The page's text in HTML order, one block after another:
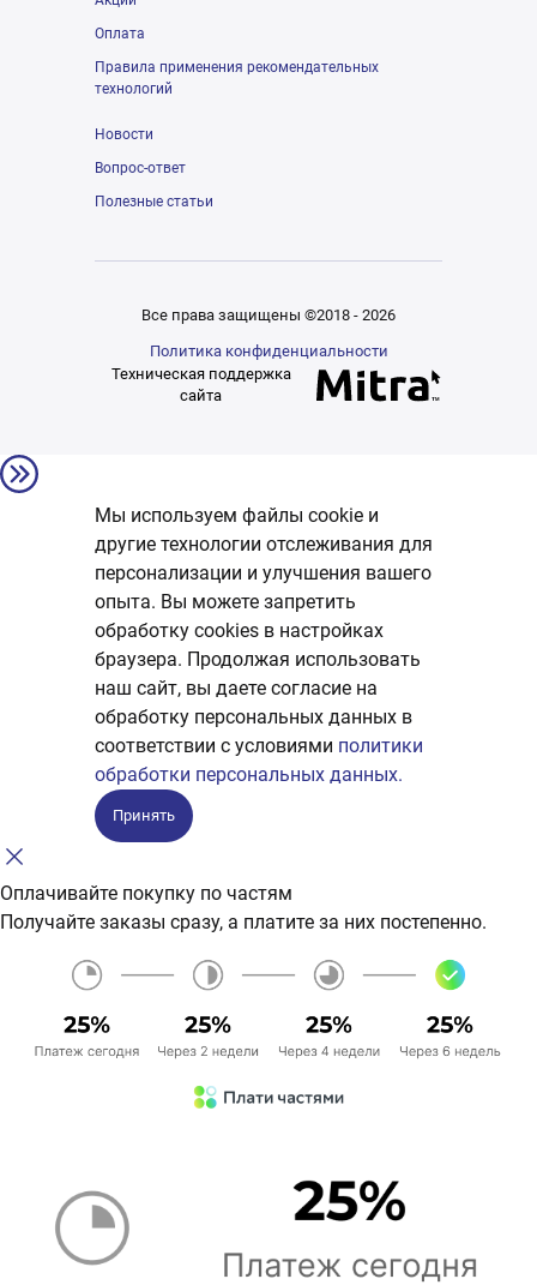
Оплата
Правила применения рекомендательных
технологий
Новости
Вопрос-ответ
Полезные статьи
Все права защищены ©2018 - 2026
Политика конфиденциальности
Техническая поддержка
сайта
Мы используем файлы cookie и
другие технологии отслеживания для
персонализации и улучшения вашего
опыта. Вы можете запретить
обработку сookies в настройках
браузера. Продолжая использовать
наш сайт, вы даете согласие на
обработку персональных данных в
соответствии с условиями политики
обработки персональных данных.
Принять
Оплачивайте покупку по частям
Получайте заказы сразу, а платите за них постепенно.